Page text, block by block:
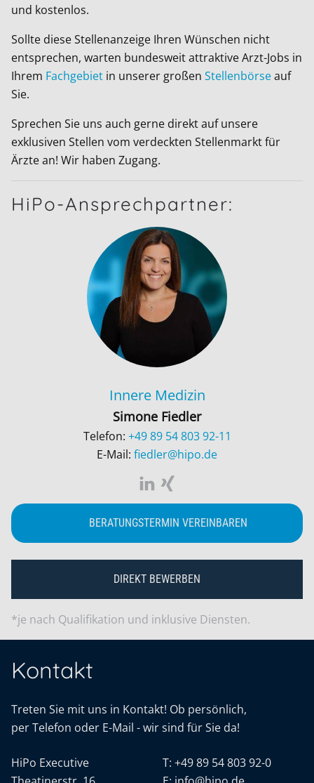
und kostenlos.
Sollte diese Stellenanzeige Ihren Wünschen nicht
entsprechen, warten bundesweit attraktive Arzt-Jobs in
Ihrem Fachgebiet in unserer großen Stellenbörseauf
Sie.
Sprechen Sie uns auch gerne direkt auf unsere
exklusiven Stellen vom verdeckten Stellenmarkt für
Ärzte an! Wir haben Zugang.
HiPo-Ansprechpartner:
Innere Medizin
Simone Fiedler
Telefon: +49 89 54 803 92-11
E-Mail: fiedler@hipo.de
BERATUNGSTERMIN VEREINBAREN
DIREKT BEWERBEN
*je nach Qualifikation und inklusive Diensten.
Kontakt
Treten Sie mit uns in Kontakt! Ob persönlich,
per Telefon oder E-Mail - wir sind für Sie da!
HiPo Executive
T: +49 89 54 803 92-0